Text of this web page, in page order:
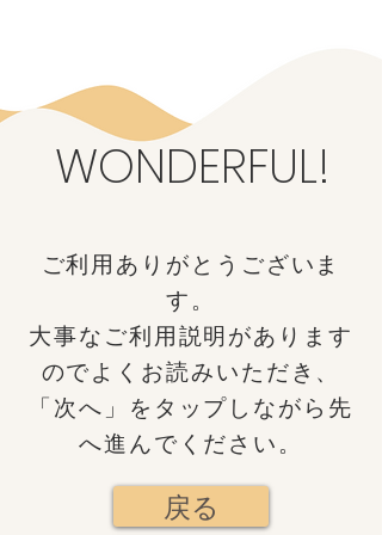
WONDERFUL!
​ご利用ありがとうございま
す。
大事なご利用説明があります
のでよくお読みいただき、
「次へ」をタップしながら先
へ進んでください。
戻る